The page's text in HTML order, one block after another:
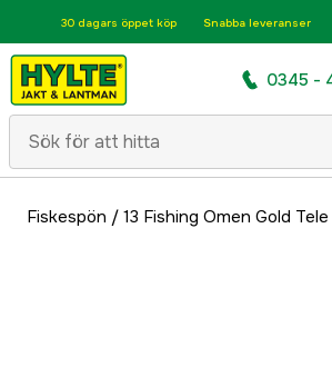
30 dagars öppet köp Snabba leveranser
0345 -
Fiskespön / 13 Fishing Omen Gold